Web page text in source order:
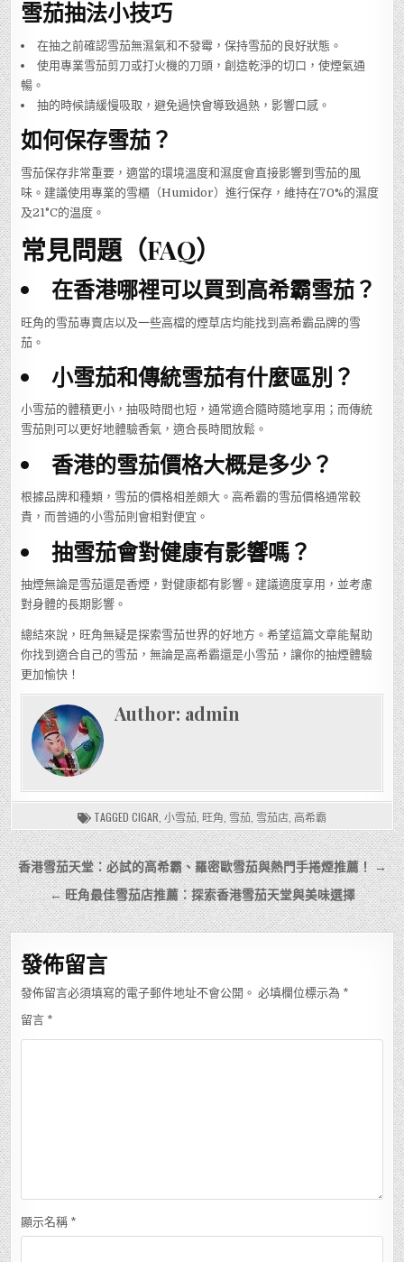
雪茄抽法小技巧
在抽之前確認雪茄無濕氣和不發霉，保持雪茄的良好狀態。
使用專業雪茄剪刀或打火機的刀頭，創造乾淨的切口，使煙氣通
暢。
抽的時候請緩慢吸取，避免過快會導致過熱，影響口感。
如何保存雪茄？
雪茄保存非常重要，適當的環境溫度和濕度會直接影響到雪茄的風
味。建議使用專業的雪櫃（Humidor）進行保存，維持在70%的濕度
及21°C的温度。
常見問題（FAQ）
在香港哪裡可以買到高希霸雪茄？
旺角的雪茄專賣店以及一些高檔的煙草店均能找到高希霸品牌的雪
茄。
小雪茄和傳統雪茄有什麼區別？
小雪茄的體積更小，抽吸時間也短，通常適合隨時隨地享用；而傳統
雪茄則可以更好地體驗香氣，適合長時間放鬆。
香港的雪茄價格大概是多少？
根據品牌和種類，雪茄的價格相差頗大。高希霸的雪茄價格通常較
貴，而普通的小雪茄則會相對便宜。
抽雪茄會對健康有影響嗎？
抽煙無論是雪茄還是香煙，對健康都有影響。建議適度享用，並考慮
對身體的長期影響。
總結來說，旺角無疑是探索雪茄世界的好地方。希望這篇文章能幫助
你找到適合自己的雪茄，無論是高希霸還是小雪茄，讓你的抽煙體驗
更加愉快！
Author: admin
TAGGED CIGAR 小雪茄 旺角 雪茄 雪茄店 高希霸
文
章
導
覽
香港雪茄天堂：必試的高希霸、羅密歐雪茄與熱門手捲煙推薦！ →
← 旺角最佳雪茄店推薦：探索香港雪茄天堂與美味選擇
發佈留言
發佈留言必須填寫的電子郵件地址不會公開。 必填欄位標示為 *
留言 *
顯示名稱 *